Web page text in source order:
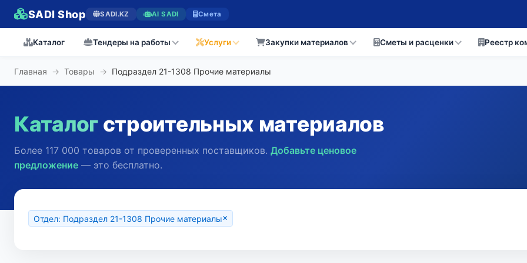
SADI Shop SADI.KZ AI SADI Смета
Каталог Тендеры на работы Услуги Закупки материалов Сметы и расценки Реестр
Главная → Товары → Подраздел 21-1308 Прочие материалы
Каталогстроительных материалов
Более 117 000 товаров от проверенных поставщиков. Добавьте ценовое
предложение — это бесплатно.
Отдел: Подраздел 21-1308 Прочие материалы×